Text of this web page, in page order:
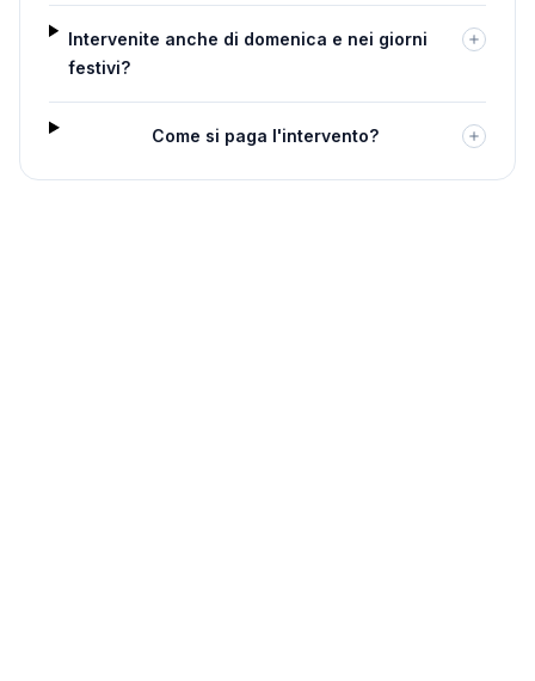
Intervenite anche di domenica e nei giorni
festivi?
Come si paga l'intervento?